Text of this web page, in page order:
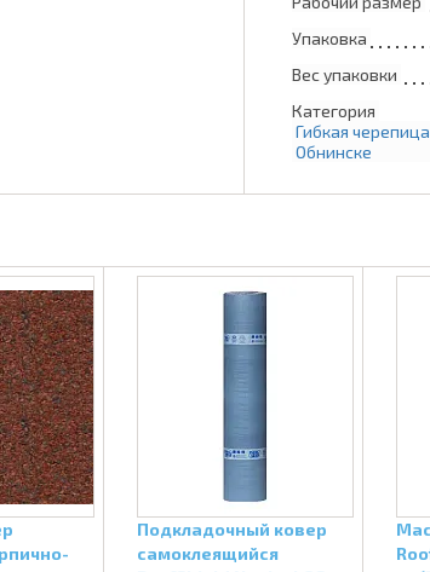
Упаковка
Вес упаковки
Категория
Гибкая черепица
Обнинске
Подкладочный ковер
самоклеящийся